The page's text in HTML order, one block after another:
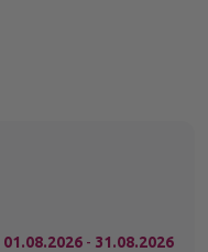
01.08.2026 - 31.08.2026